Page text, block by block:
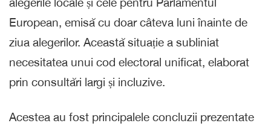
European, emisă cu doar câteva luni înainte de
ziua alegerilor. Această situație a subliniat
necesitatea unui cod electoral unificat, elaborat
prin consultări largi și incluzive.
Acestea au fost principalele concluzii prezentate